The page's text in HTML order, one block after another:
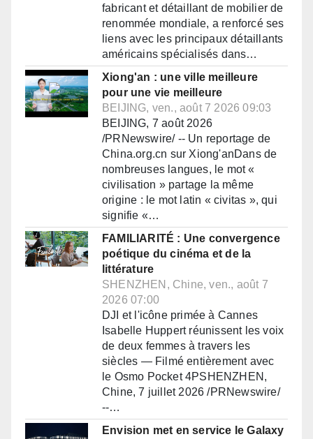
fabricant et détaillant de mobilier de
renommée mondiale, a renforcé ses
liens avec les principaux détaillants
américains spécialisés dans…
Xiong'an : une ville meilleure
pour une vie meilleure
BEIJING, ven., août 7 2026 09:03
BEIJING, 7 août 2026
/PRNewswire/ -- Un reportage de
China.org.cn sur Xiong'anDans de
nombreuses langues, le mot «
civilisation » partage la même
origine : le mot latin « civitas », qui
signifie «…
FAMILIARITÉ : Une convergence
poétique du cinéma et de la
littérature
SHENZHEN, Chine, ven., août 7
2026 07:00
DJI et l'icône primée à Cannes
Isabelle Huppert réunissent les voix
de deux femmes à travers les
siècles — Filmé entièrement avec
le Osmo Pocket 4PSHENZHEN,
Chine, 7 juillet 2026 /PRNewswire/
--…
Envision met en service le Galaxy